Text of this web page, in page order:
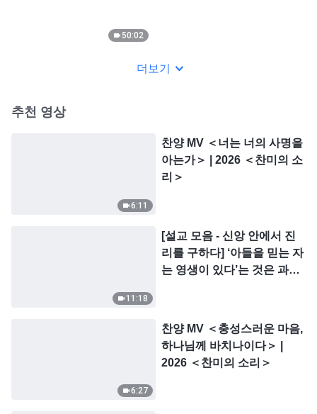
50:02
더보기
추천 영상
6:11
찬양 MV ＜너는 너의 사명을
아는가＞ | 2026 ＜찬미의 소
리＞
11:18
[설교 모음 - 신앙 안에서 진
리를 구하다] ‘아들을 믿는 자
는 영생이 있다’는 것은 과연
6:27
찬양 MV ＜충성스러운 마음,
하나님께 바치나이다＞ |
2026 ＜찬미의 소리＞